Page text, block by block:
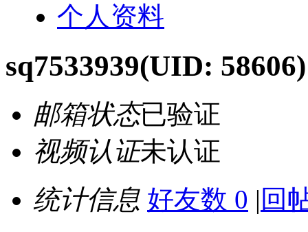
个人资料
sq7533939(UID: 58606)
邮箱状态已验证
视频认证未认证
统计信息 好友数 0 | 回